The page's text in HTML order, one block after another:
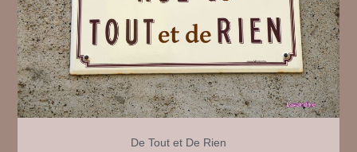
De Tout et De Rien